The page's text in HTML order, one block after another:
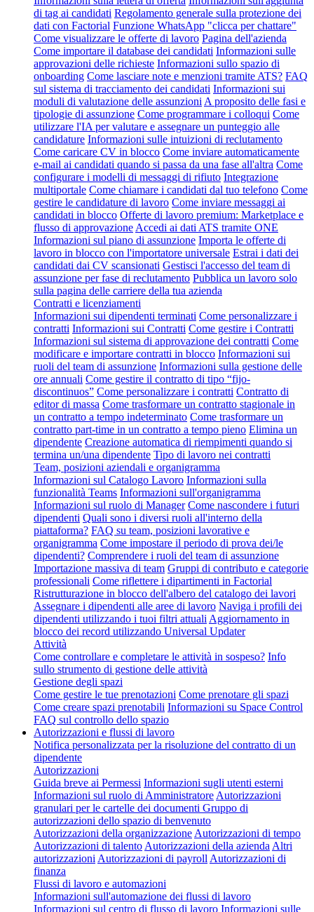
di tag ai candidati Regolamento generale sulla protezione dei
dati con Factorial Funzione WhatsApp "clicca per chattare"
Come visualizzare le offerte di lavoro Pagina dell'azienda
Come importare il database dei candidati Informazioni sulle
approvazioni delle richieste Informazioni sullo spazio di
onboarding Come lasciare note e menzioni tramite ATS? FAQ
sul sistema di tracciamento dei candidati Informazioni sui
moduli di valutazione delle assunzioni A proposito delle fasi e
tipologie di assunzione Come programmare i colloqui Come
utilizzare l'IA per valutare e assegnare un punteggio alle
candidature Informazioni sulle intuizioni di reclutamento
Come caricare CV in blocco Come inviare automaticamente
e-mail ai candidati quando si passa da una fase all'altra Come
configurare i modelli di messaggi di rifiuto Integrazione
multiportale Come chiamare i candidati dal tuo telefono Come
gestire le candidature di lavoro Come inviare messaggi ai
candidati in blocco Offerte di lavoro premium: Marketplace e
flusso di approvazione Accedi ai dati ATS tramite ONE
Informazioni sul piano di assunzione Importa le offerte di
lavoro in blocco con l'importatore universale Estrai i dati dei
candidati dai CV scansionati Gestisci l'accesso del team di
assunzione per fase di reclutamento Pubblica un lavoro solo
sulla pagina delle carriere della tua azienda
Contratti e licenziamenti
Informazioni sui dipendenti terminati Come personalizzare i
contratti Informazioni sui Contratti Come gestire i Contratti
Informazioni sul sistema di approvazione dei contratti Come
modificare e importare contratti in blocco Informazioni sui
ruoli del team di assunzione Informazioni sulla gestione delle
ore annuali Come gestire il contratto di tipo “fijo-
discontinuos” Come personalizzare i contratti Contratto di
editor di massa Come trasformare un contratto stagionale in
un contratto a tempo indeterminato Come trasformare un
contratto part-time in un contratto a tempo pieno Elimina un
dipendente Creazione automatica di riempimenti quando si
termina un/una dipendente Tipo di lavoro nei contratti
Team, posizioni aziendali e organigramma
Informazioni sul Catalogo Lavoro Informazioni sulla
funzionalità Teams Informazioni sull'organigramma
Informazioni sul ruolo di Manager Come nascondere i futuri
dipendenti Quali sono i diversi ruoli all'interno della
piattaforma? FAQ su team, posizioni lavorative e
organigramma Come impostare il periodo di prova dei/le
dipendenti? Comprendere i ruoli del team di assunzione
Importazione massiva di team Gruppi di contributo e categorie
professionali Come riflettere i dipartimenti in Factorial
Ristrutturazione in blocco dell'albero del catalogo dei lavori
Assegnare i dipendenti alle aree di lavoro Naviga i profili dei
dipendenti utilizzando i tuoi filtri attuali Aggiornamento in
blocco dei record utilizzando Universal Updater
Attività
Come controllare e completare le attività in sospeso? Info
sullo strumento di gestione delle attività
Gestione degli spazi
Come gestire le tue prenotazioni Come prenotare gli spazi
Come creare spazi prenotabili Informazioni su Space Control
FAQ sul controllo dello spazio
Autorizzazioni e flussi di lavoro
Notifica personalizzata per la risoluzione del contratto di un
dipendente
Autorizzazioni
Guida breve ai Permessi Informazioni sugli utenti esterni
Informazioni sul ruolo di Amministratore Autorizzazioni
granulari per le cartelle dei documenti Gruppo di
autorizzazioni dello spazio di benvenuto
Autorizzazioni della organizzazione Autorizzazioni di tempo
Autorizzazioni di talento Autorizzazioni della azienda Altri
autorizzazioni Autorizzazioni di payroll Autorizzazioni di
finanza
Flussi di lavoro e automazioni
Informazioni sull'automazione dei flussi di lavoro
Informazioni sul centro di flusso di lavoro Informazioni sulle